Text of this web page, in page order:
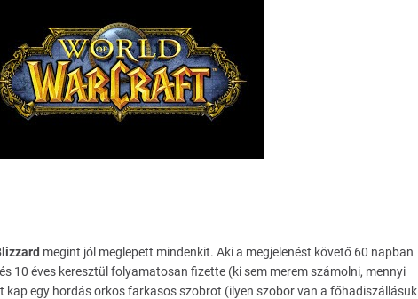
megint jól meglepett mindenkit. Aki a megjelenést követő 60 napban
10 éves keresztül folyamatosan fizette (ki sem merem számolni, mennyi
kap egy hordás orkos farkasos szobrot (ilyen szobor van a főhadiszállásuk